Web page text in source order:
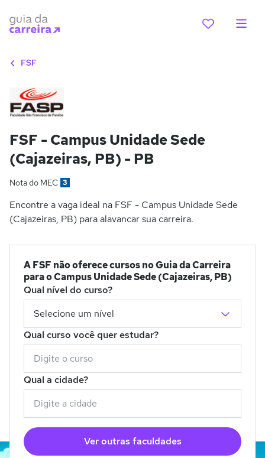
FSF
FSF - Campus Unidade Sede
(Cajazeiras, PB) - PB
Nota do MEC 3
Encontre a vaga ideal na FSF - Campus Unidade Sede
(Cajazeiras, PB) para alavancar sua carreira.
A FSF não oferece cursos no Guia da Carreira
para o Campus Unidade Sede (Cajazeiras, PB)
Qual nível do curso?
Qual curso você quer estudar?
Qual a cidade?
Ver outras faculdades